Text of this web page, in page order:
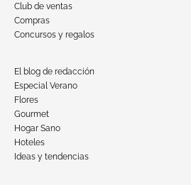
Club de ventas
Compras
Concursos y regalos
El blog de redacción
Especial Verano
Flores
Gourmet
Hogar Sano
Hoteles
Ideas y tendencias